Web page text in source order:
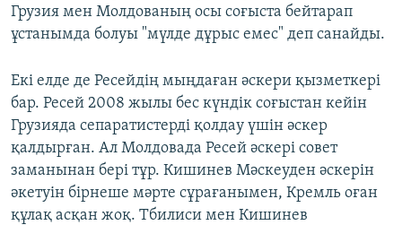
Грузия мен Молдованың осы соғыста бейтарап
ұстанымда болуы "мүлде дұрыс емес" деп санайды.
Екі елде де Ресейдің мыңдаған әскери қызметкері
бар. Ресей 2008 жылы бес күндік соғыстан кейін
Грузияда сепаратистерді қолдау үшін әскер
қалдырған. Ал Молдовада Ресей әскері совет
заманынан бері тұр. Кишинев Мәскеуден әскерін
әкетуін бірнеше мәрте сұрағанымен, Кремль оған
құлақ асқан жоқ. Тбилиси мен Кишинев